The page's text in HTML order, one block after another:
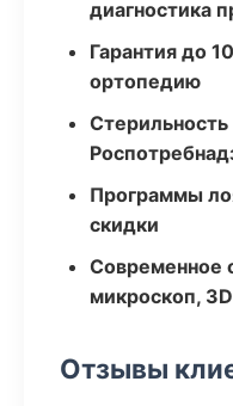
диагностика
Гарантия до
ортопедию
Программы
скидки
Современное
микроскоп,
Отзывы